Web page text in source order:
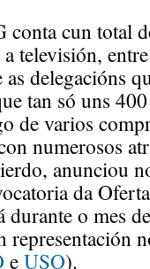
conta cun total
televisión,
delegacións
tan só uns
de varios
numerosos
anunciou
da
o mes
representación
eUSO).